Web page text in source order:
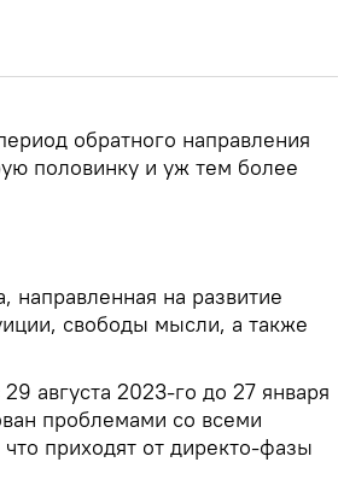
обратного направления
половинку и уж тем более
направленная на развитие
свободы мысли, а также
августа 2023-го до 27 января
проблемами со всеми
приходят от директо-фазы